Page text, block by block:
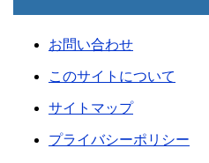
お問い合わせ
このサイトについて
サイトマップ
プライバシーポリシー